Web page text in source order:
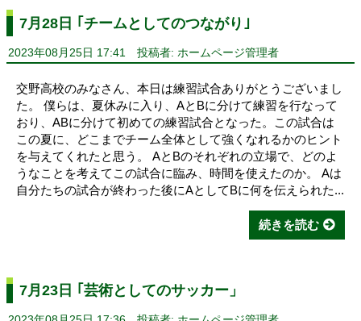
7月28日 ｢チームとしてのつながり｣
2023年08月25日 17:41 投稿者: ホームページ管理者
交野高校のみなさん、本日は練習試合ありがとうございまし
た。 僕らは、夏休みに入り、AとBに分けて練習を行なって
おり、ABに分けて初めての練習試合となった。この試合は
この夏に、どこまでチーム全体として強くなれるかのヒント
を与えてくれたと思う。 AとBのそれぞれの立場で、どのよ
うなことを考えてこの試合に臨み、時間を使えたのか。 Aは
自分たちの試合が終わった後にAとしてBに何を伝えられた...
続きを読む
7月23日 ｢芸術としてのサッカー」